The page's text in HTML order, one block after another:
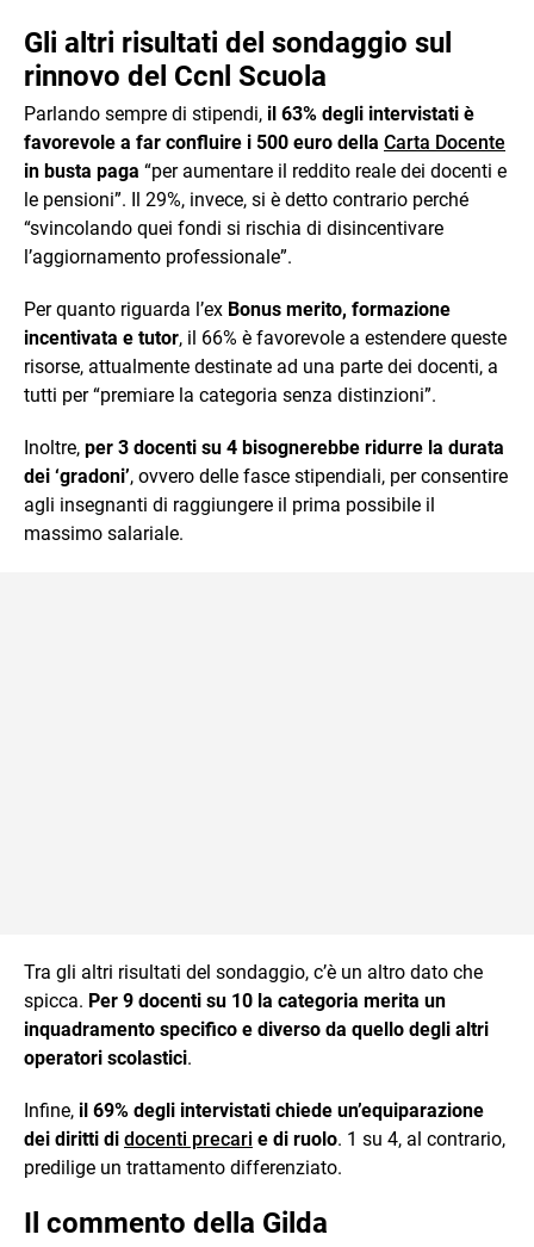
Gli altri risultati del sondaggio sul
rinnovo del Ccnl Scuola
Parlando sempre di stipendi, il 63% degli intervistati è
favorevole a far confluire i 500 euro della Carta Docente
in busta paga “per aumentare il reddito reale dei docenti e
le pensioni”. Il 29%, invece, si è detto contrario perché
“svincolando quei fondi si rischia di disincentivare
l’aggiornamento professionale”.
Per quanto riguarda l’ex Bonus merito, formazione
incentivata e tutor, il 66% è favorevole a estendere queste
risorse, attualmente destinate ad una parte dei docenti, a
tutti per “premiare la categoria senza distinzioni”.
Inoltre, per 3 docenti su 4 bisognerebbe ridurre la durata
dei ‘gradoni’, ovvero delle fasce stipendiali, per consentire
agli insegnanti di raggiungere il prima possibile il
massimo salariale.
Tra gli altri risultati del sondaggio, c’è un altro dato che
spicca. Per 9 docenti su 10 la categoria merita un
inquadramento specifico e diverso da quello degli altri
operatori scolastici.
Infine, il 69% degli intervistati chiede un’equiparazione
dei diritti di docenti precari e di ruolo. 1 su 4, al contrario,
predilige un trattamento differenziato.
Il commento della Gilda